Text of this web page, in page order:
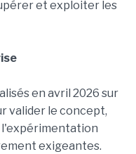
et exploiter les
en avril 2026 sur
valider le concept,
l'expérimentation
exigeantes.